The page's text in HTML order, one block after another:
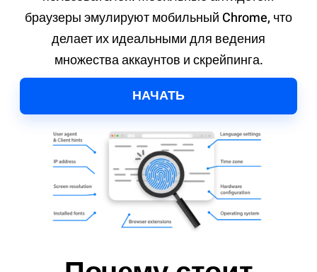
браузеры эмулируют мобильный Chrome, что
делает их идеальными для ведения
множества аккаунтов и скрейпинга.
НАЧАТЬ